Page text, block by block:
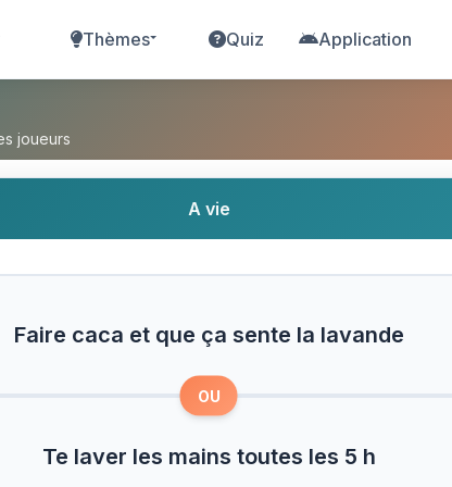
Thèmes Quiz Application
la lavande ou Te laver les mains toutes
joueurs
A vie
Faire caca et que ça sente la lavande
OU
Te laver les mains toutes les 5 h